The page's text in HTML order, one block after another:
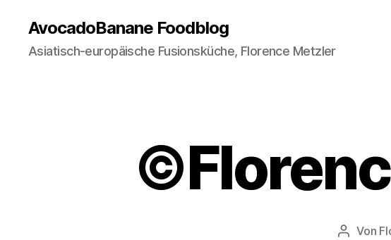
AvocadoBanane Foodblog
Asiatisch-europäische Fusionsküche, Florence Metzler
Von